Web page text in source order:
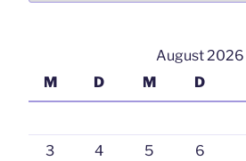
August 2026
M
D M D
3
4 5 6